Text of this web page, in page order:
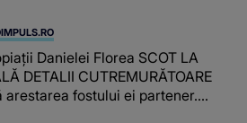
Danielei Florea SCOT LA
DETALII CUTREMURĂTOARE
arestarea fostului ei partener.